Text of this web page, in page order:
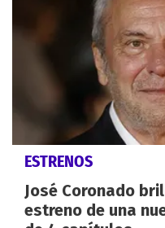
ESTRENOS
José Coronado
estreno de una